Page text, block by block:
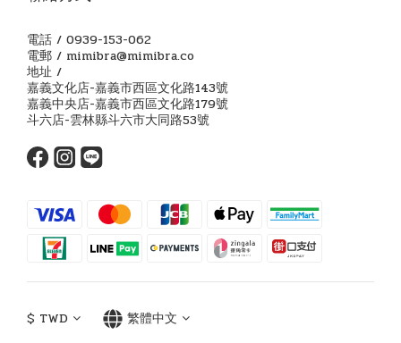
電話 / 0939-153-062
電郵 / mimibra@mimibra.co
地址 /
嘉義文化店-嘉義市西區文化路143號
嘉義中央店-嘉義市西區文化路179號
斗六店-雲林縣斗六市大同路53號
$ TWD 繁體中文